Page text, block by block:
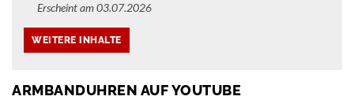
Erscheint am 03.07.2026
ARMBANDUHREN AUF YOUTUBE